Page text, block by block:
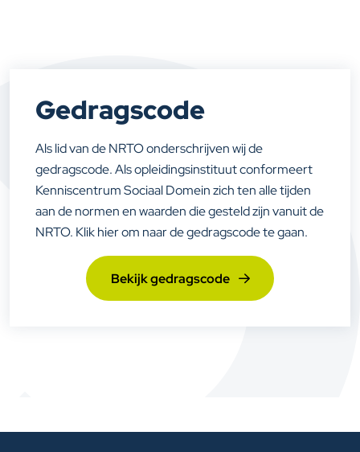
Gedragscode
Als lid van de NRTO onderschrijven wij de
gedragscode. Als opleidingsinstituut conformeert
Kenniscentrum Sociaal Domein zich ten alle tijden
aan de normen en waarden die gesteld zijn vanuit de
NRTO. Klik hier om naar de gedragscode te gaan.
Bekijk gedragscode